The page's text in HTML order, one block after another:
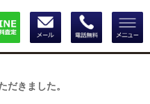
だきました。